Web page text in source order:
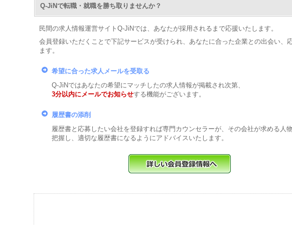
Q-JiNで転職・就職を勝ち取りませんか？
民間の求人情報運営サイトQ-JiNでは、あなたが採用されるまで応援いたします。
会員登録いただくことで下記サービスが受けられ、あなたに合った企業との出会い、
ます。
希望に合った求人メールを受取る
Q-JiNではあなたの希望にマッチしたの求人情報が掲載され次第、
3分以内にメールでお知らせする機能がございます。
履歴書の添削
履歴書と応募したい会社を登録すれば専門カウンセラーが、その会社が求める人
把握し、適切な履歴書になるようにアドバイスいたします。